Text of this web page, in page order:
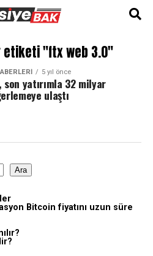
etiketi "ftx web 3.0"
5 yıl önce
son yatırımla 32 milyar
ulaştı
Ara
Bitcoin fiyatını uzun süre